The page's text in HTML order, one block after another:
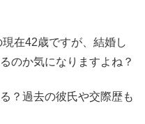
在42歳ですが、結婚し
のか気になりますよね？
？過去の彼氏や交際歴も